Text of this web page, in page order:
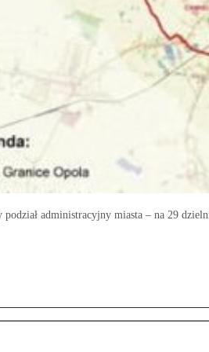
podział administracyjny miasta – na 29